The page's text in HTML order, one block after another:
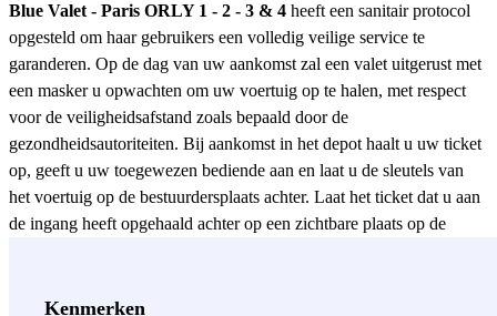
Blue Valet - Paris ORLY 1 - 2 - 3 & 4 heeft een sanitair protocol
opgesteld om haar gebruikers een volledig veilige service te
garanderen. Op de dag van uw aankomst zal een valet uitgerust met
een masker u opwachten om uw voertuig op te halen, met respect
voor de veiligheidsafstand zoals bepaald door de
gezondheidsautoriteiten. Bij aankomst in het depot haalt u uw ticket
op, geeft u uw toegewezen bediende aan en laat u de sleutels van
het voertuig op de bestuurdersplaats achter. Laat het ticket dat u aan
de ingang heeft opgehaald achter op een zichtbare plaats op de
van uw voertuig reinigen en desinfecteren: het stuur, de
Kenmerken